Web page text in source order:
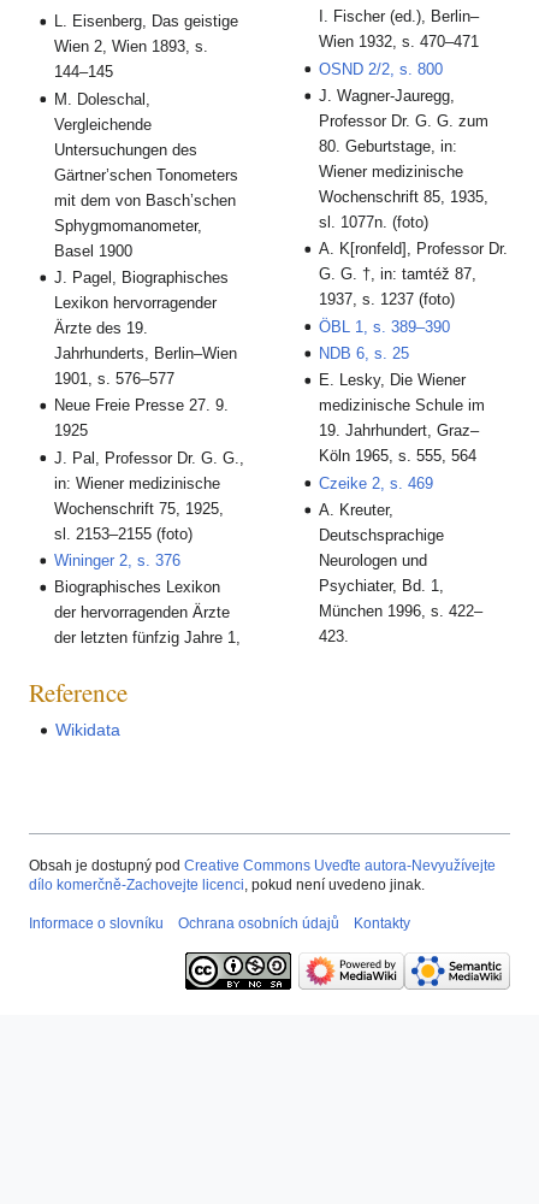
L. Eisenberg, Das geistige
Wien 2, Wien 1893, s.
144–145
M. Doleschal,
Vergleichende
Untersuchungen des
Gärtner’schen Tonometers
mit dem von Basch’schen
Sphygmomanometer,
Basel 1900
J. Pagel, Biographisches
Lexikon hervorragender
Ärzte des 19.
Jahrhunderts, Berlin–Wien
1901, s. 576–577
Neue Freie Presse 27. 9.
1925
J. Pal, Professor Dr. G. G.,
in: Wiener medizinische
Wochenschrift 75, 1925,
sl. 2153–2155 (foto)
Wininger 2, s. 376
Biographisches Lexikon
der hervorragenden Ärzte
der letzten fünfzig Jahre 1,
I. Fischer (ed.), Berlin–
Wien 1932, s. 470–471
OSND 2/2, s. 800
J. Wagner-Jauregg,
Professor Dr. G. G. zum
80. Geburtstage, in:
Wiener medizinische
Wochenschrift 85, 1935,
sl. 1077n. (foto)
A. K[ronfeld], Professor Dr.
G. G. †, in: tamtéž 87,
1937, s. 1237 (foto)
ÖBL 1, s. 389–390
NDB 6, s. 25
E. Lesky, Die Wiener
medizinische Schule im
19. Jahrhundert, Graz–
Köln 1965, s. 555, 564
Czeike 2, s. 469
A. Kreuter,
Deutschsprachige
Neurologen und
Psychiater, Bd. 1,
München 1996, s. 422–
423.
Reference
Wikidata
Obsah je dostupný pod Creative Commons Uveďte autora-Nevyužívejte
dílo komerčně-Zachovejte licenci, pokud není uvedeno jinak.
Informace o slovníku Ochrana osobních údajů Kontakty